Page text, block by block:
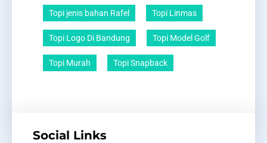
Topi jenis bahan Rafel Topi Linmas
Topi Logo Di Bandung Topi Model Golf
Topi Murah Topi Snapback
Social Links